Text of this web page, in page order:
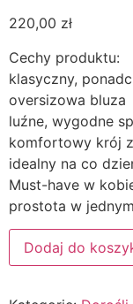
220,00 zł
Cechy produktu:
klasyczny,
oversizowa bluza
luźne, wygodne
komfortowy krój
idealny na co
Must-have w
prostota w jednym
Dodaj do